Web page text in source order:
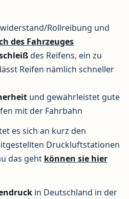
Rollreibung und
des Fahrzeuges
des Reifens, ein zu
Reifen nämlich schneller
und gewährleistet gute
mit der Fahrbahn
es sich an kurz den
Druckluftstationen
das geht können sie hier
in Deutschland in der